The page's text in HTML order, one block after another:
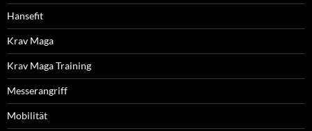
Hansefit
Krav Maga
Krav Maga Training
Messerangriff
Mobilität